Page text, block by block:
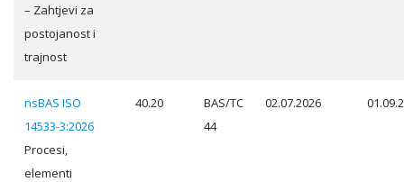
– Zahtjevi za
postojanost i
trajnost
nsBAS ISO
14533-3:2026
Procesi,
elementi
40.20
BAS/TC
44
02.07.2026